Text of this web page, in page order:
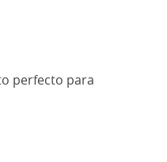
perfecto para